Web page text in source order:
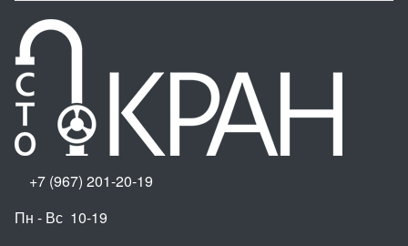
+7 (967) 201-20-19
Пн - Вс 10-19